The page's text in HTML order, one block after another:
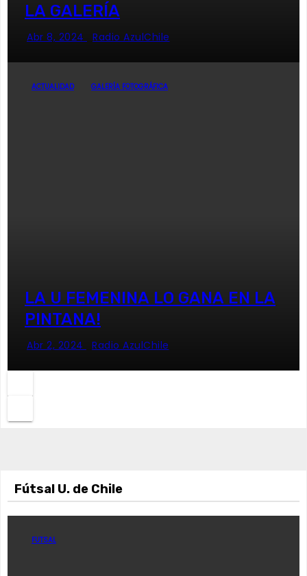
LA GALERÍA
Abr 8, 2024 Radio AzulChile
ACTUALIDAD GALERÍA FOTOGRÁFICA
LA U FEMENINA LO GANA EN LA
PINTANA!
Abr 2, 2024 Radio AzulChile
Fútsal U. de Chile
FUTSAL